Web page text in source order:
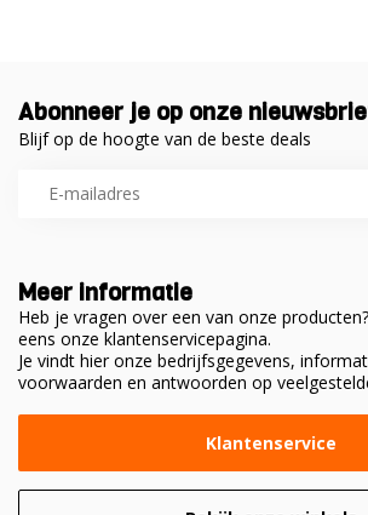
Meer informatie
Heb je vragen over een van onze
eens onze klantenservicepagina.
Je vindt hier onze bedrijfsgegevens,
voorwaarden en antwoorden op
Klantenservice
Abonneer je op onze
Blijf op de hoogte van de beste deals